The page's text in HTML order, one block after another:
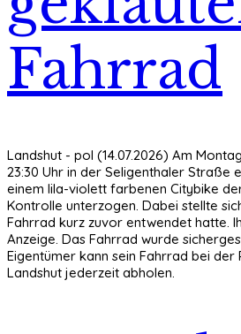
Fahrrad
Landshut - pol (14.07.2026) Am
23:30 Uhr in der Seligenthaler Straße
einem lila-violett farbenen Citybike
Kontrolle unterzogen. Dabei stellte
Fahrrad kurz zuvor entwendet hatte.
Anzeige. Das Fahrrad wurde
Eigentümer kann sein Fahrrad bei der
Landshut jederzeit abholen.